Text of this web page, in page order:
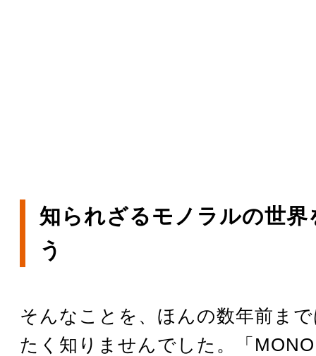
知られざるモノラルの世界
う
そんなことを、ほんの数年前ま
たく知りませんでした。「